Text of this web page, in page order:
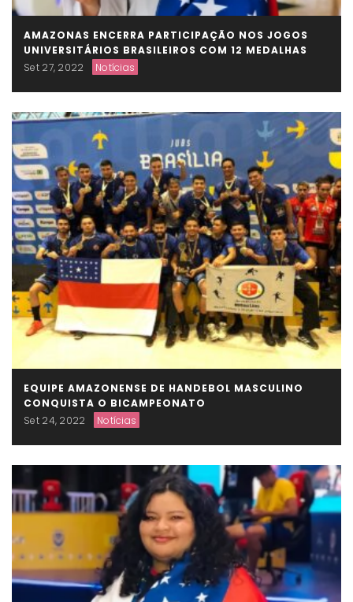
AMAZONAS ENCERRA PARTICIPAÇÃO NOS JOGOS
UNIVERSITÁRIOS BRASILEIROS COM 12 MEDALHAS
Set 27, 2022
Notícias
EQUIPE AMAZONENSE DE HANDEBOL MASCULINO
CONQUISTA O BICAMPEONATO
Set 24, 2022
Notícias